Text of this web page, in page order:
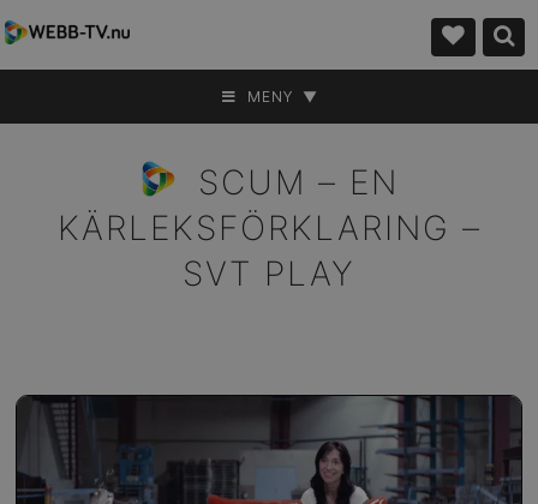
MENY ▼
SCUM – EN
KÄRLEKSFÖRKLARING –
SVT PLAY